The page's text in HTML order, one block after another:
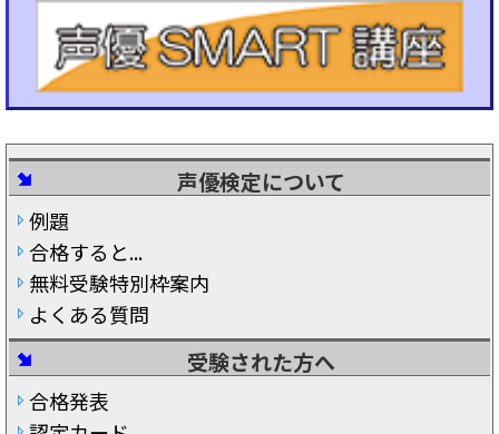
声優検定について
例題
合格すると...
無料受験特別枠案内
よくある質問
受験された方へ
合格発表